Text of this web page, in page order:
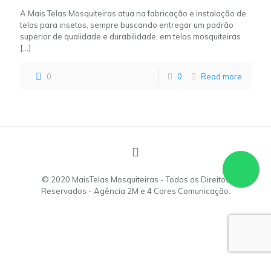
A Mais Telas Mosquiteiras atua na fabricação e instalação de
telas para insetos, sempre buscando entregar um padrão
superior de qualidade e durabilidade, em telas mosquiteiras
[…]
0 0 Read more
© 2020 MaisTelas Mosquiteiras - Todos os Direitos
Reservados - Agência 2M e 4 Cores Comunicação.